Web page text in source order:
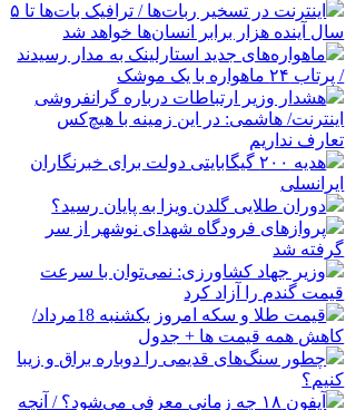
اینترنت در تسخیر ربات‌ها / ترافیک بات‌ها تا ۵
سال آینده هزار برابر انسان‌ها خواهد شد
ماهواره‌های جدید استارلینک به مدار رسیدند
/ پرتاب ۲۴ ماهواره با یک موشک
هشدار وزیر ارتباطات درباره گرانفروشی
اینترنت/ هاشمی: در این زمینه با هیچ‌کس
تعارف نداریم
هدیه ۲۰۰ گیگابایتی دولت برای خبرنگاران
ایرانسلی
دوران طلایی گلدن ویزا به پایان رسید؟
پروازهای فرودگاه شهدای نوشهر از سر
گرفته شد
وزیر جهاد کشاورزی: نمی‌توان با سرعت
قیمت گندم را آزاد کرد
قیمت طلا و سکه امروز یکشنبه 18مرداد/
کاهش همه قیمت ها + جدول
چطور سنگ‌های قدیمی را دوباره براق و زیبا
کنیم؟
آیفون ۱۸ چه زمانی معرفی می‌شود؟ / آنچه